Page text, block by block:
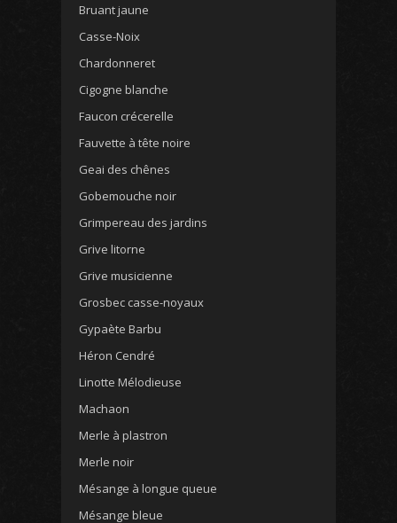
Bruant jaune
Casse-Noix
Chardonneret
Cigogne blanche
Faucon crécerelle
Fauvette à tête noire
Geai des chênes
Gobemouche noir
Grimpereau des jardins
Grive litorne
Grive musicienne
Grosbec casse-noyaux
Gypaète Barbu
Héron Cendré
Linotte Mélodieuse
Machaon
Merle à plastron
Merle noir
Mésange à longue queue
Mésange bleue